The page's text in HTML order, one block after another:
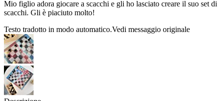
Mio figlio adora giocare a scacchi e gli ho lasciato creare il suo set di
scacchi. Gli è piaciuto molto!
Testo tradotto in modo automatico.Vedi messaggio originale